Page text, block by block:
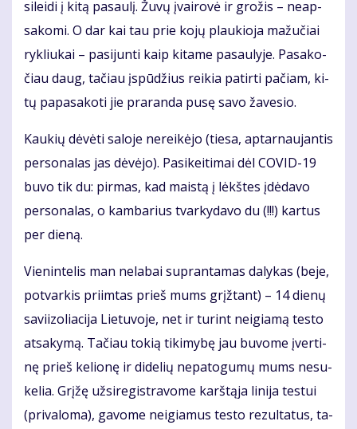
si­lei­di į ki­tą pa­sau­lį. Žu­vų įvai­ro­vė ir gro­žis – ne­ap­
sa­ko­mi. O dar kai tau prie ko­jų plau­kio­ja ma­žu­čiai
ryk­liu­kai – pa­si­jun­ti kaip ki­ta­me pa­sau­ly­je. Pa­sa­ko­
čiau daug, ta­čiau įspū­džius rei­kia pa­tir­ti pa­čiam, ki­
tų pa­pa­sa­ko­ti jie pra­ran­da pu­sę sa­vo ža­ve­sio.
Kau­kių dė­vė­ti sa­lo­je ne­rei­kė­jo (tie­sa, ap­tar­nau­jan­tis
per­so­na­las jas dė­vė­jo). Pa­si­kei­ti­mai dėl CO­VID-19
bu­vo tik du: pir­mas, kad mais­tą į lėkš­tes įdė­da­vo
per­so­na­las, o kam­ba­rius tvar­ky­da­vo du (!!!) kar­tus
per die­ną.
Vie­nin­te­lis man ne­la­bai su­pran­ta­mas da­ly­kas (be­je,
po­tvar­kis pri­im­tas prieš mums grįž­tant) – 14 die­nų
sa­vi­i­zo­lia­ci­ja Lie­tu­vo­je, net ir tu­rint ne­igia­mą tes­to
at­sa­ky­mą. Ta­čiau to­kią ti­ki­my­bę jau bu­vo­me įver­ti­
nę prieš ke­lio­nę ir di­de­lių ne­pa­to­gu­mų mums ne­su­
ke­lia. Grį­žę už­si­re­gist­ra­vo­me karš­tą­ja li­ni­ja tes­tui
(pri­va­lo­ma), ga­vo­me ne­igia­mus tes­to re­zul­ta­tus, ta­